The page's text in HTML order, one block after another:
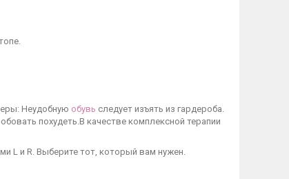
Неудобную обувь следует изъять из гардероба.
похудеть.В качестве комплексной терапии
L и R. Выберите тот, который вам нужен.